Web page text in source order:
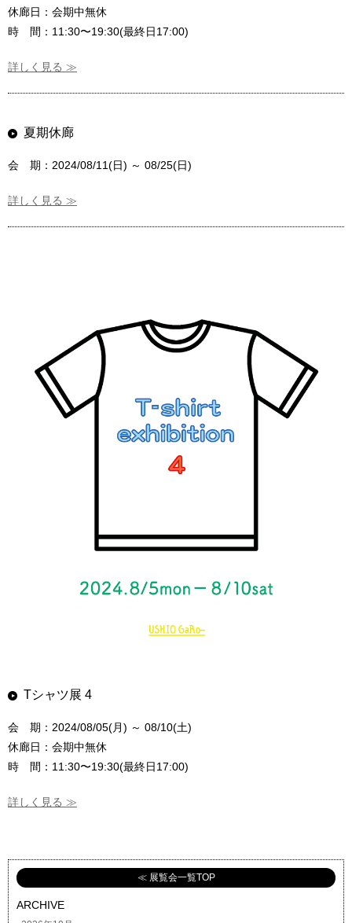
休廊日：会期中無休
時 間：11:30〜19:30(最終日17:00)
詳しく見る ≫
夏期休廊
会 期：2024/08/11(日) ～ 08/25(日)
詳しく見る ≫
Tシャツ展 4
会 期：2024/08/05(月) ～ 08/10(土)
休廊日：会期中無休
時 間：11:30〜19:30(最終日17:00)
詳しく見る ≫
≪ 展覧会一覧TOP
ARCHIVE